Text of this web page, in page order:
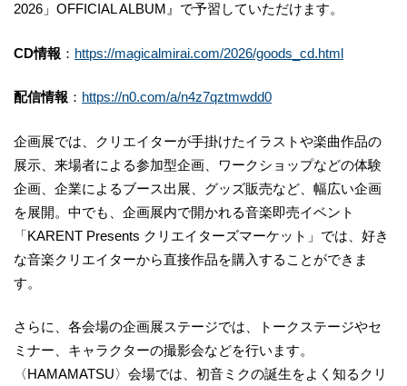
2026」OFFICIAL ALBUM』で予習していただけます。
CD情報 ： https://magicalmirai.com/2026/goods_cd.html
配信情報 ： https://n0.com/a/n4z7qztmwdd0
企画展では、クリエイターが手掛けたイラストや楽曲作品の
展示、来場者による参加型企画、ワークショップなどの体験
企画、企業によるブース出展、グッズ販売など、幅広い企画
を展開。中でも、企画展内で開かれる音楽即売イベント
「KARENT Presents クリエイターズマーケット」では、好き
な音楽クリエイターから直接作品を購入することができま
す。
さらに、各会場の企画展ステージでは、トークステージやセ
ミナー、キャラクターの撮影会などを行います。
〈HAMAMATSU〉会場では、初音ミクの誕生をよく知るクリ